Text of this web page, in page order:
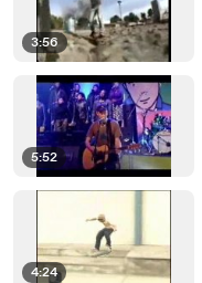
3:56
5:52
4:24